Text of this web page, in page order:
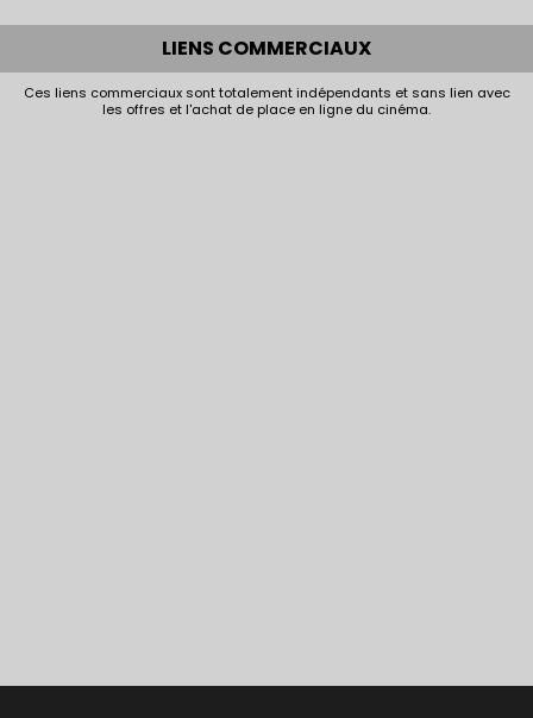
LIENS COMMERCIAUX
Ces liens commerciaux sont totalement indépendants et sans lien avec
les offres et l'achat de place en ligne du cinéma.